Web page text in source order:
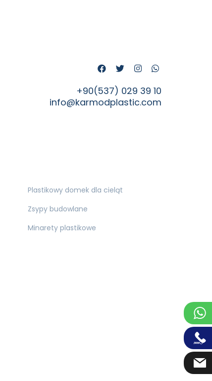
+90(537) 029 39 10
info@karmodplastic.com
Plastikowy domek dla cieląt
Zsypy budowlane
Minarety plastikowe